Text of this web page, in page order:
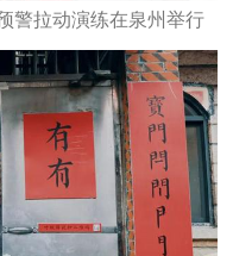
警拉动演练在泉州举行